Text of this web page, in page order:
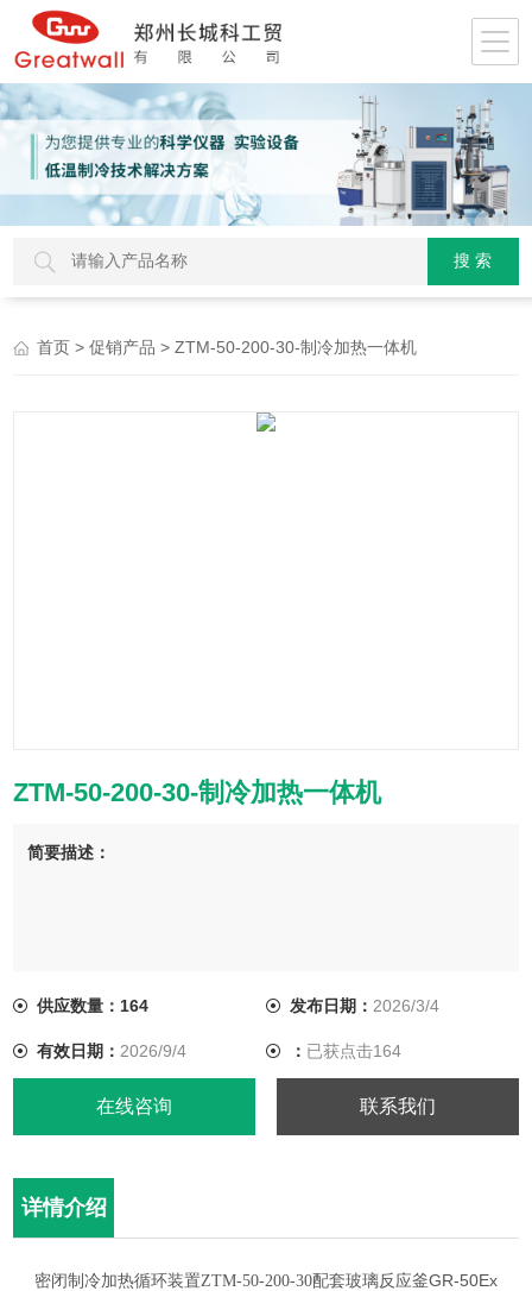
首页 >促销产品 > ZTM-50-200-30-制冷加热一体机
ZTM-50-200-30-制冷加热一体机
简要描述：
供应数量：164 发布日期： 2026/3/4
有效日期： 2026/9/4 ： 已获点击164
在线咨询 联系我们
详情介绍
密闭制冷加热循环装置ZTM-50-200-30配套玻璃反应釜GR-50Ex